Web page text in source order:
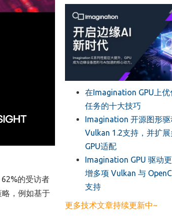
62%的受访者
，例如基于
在Imagination GPU上优
任务的十大技巧
​Imagination 开源图形驱
Vulkan 1.2支持，并扩展
GPU适配
​Imagination GPU 驱动
增多项 Vulkan 与
支持
更多技术文章持续更新中~